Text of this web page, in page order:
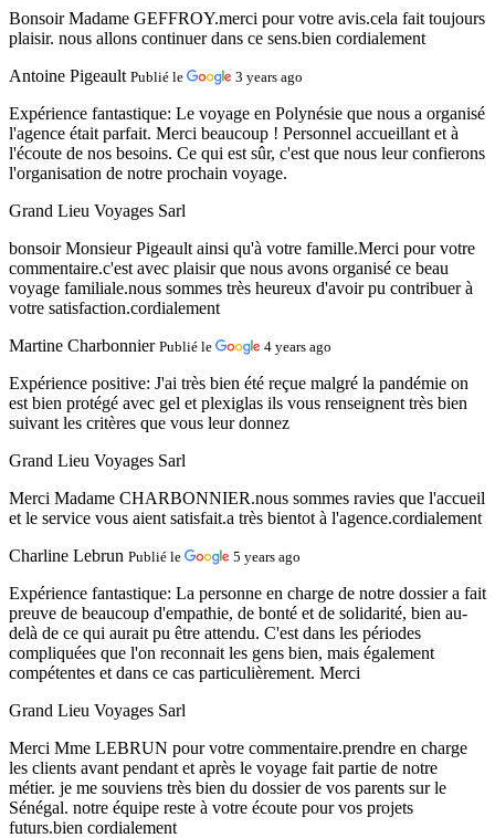
Bonsoir Madame GEFFROY.merci pour votre avis.cela fait toujours
plaisir. nous allons continuer dans ce sens.bien cordialement
Antoine Pigeault Publié le 3 years ago
Expérience fantastique: Le voyage en Polynésie que nous a organisé
l'agence était parfait. Merci beaucoup ! Personnel accueillant et à
l'écoute de nos besoins. Ce qui est sûr, c'est que nous leur confierons
l'organisation de notre prochain voyage.
Grand Lieu Voyages Sarl
bonsoir Monsieur Pigeault ainsi qu'à votre famille.Merci pour votre
commentaire.c'est avec plaisir que nous avons organisé ce beau
voyage familiale.nous sommes très heureux d'avoir pu contribuer à
votre satisfaction.cordialement
Martine Charbonnier Publié le 4 years ago
Expérience positive: J'ai très bien été reçue malgré la pandémie on
est bien protégé avec gel et plexiglas ils vous renseignent très bien
suivant les critères que vous leur donnez
Grand Lieu Voyages Sarl
Merci Madame CHARBONNIER.nous sommes ravies que l'accueil
et le service vous aient satisfait.a très bientot à l'agence.cordialement
Charline Lebrun Publié le 5 years ago
Expérience fantastique: La personne en charge de notre dossier a fait
preuve de beaucoup d'empathie, de bonté et de solidarité, bien au-
delà de ce qui aurait pu être attendu. C'est dans les périodes
compliquées que l'on reconnait les gens bien, mais également
compétentes et dans ce cas particulièrement. Merci
Grand Lieu Voyages Sarl
Merci Mme LEBRUN pour votre commentaire.prendre en charge
les clients avant pendant et après le voyage fait partie de notre
métier. je me souviens très bien du dossier de vos parents sur le
Sénégal. notre équipe reste à votre écoute pour vos projets
futurs.bien cordialement